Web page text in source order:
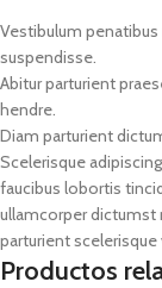
Vestibulum
suspendisse.
Abitur parturient
hendre.
Diam parturient
Scelerisque
faucibus lobortis
ullamcorper
parturient
Productos